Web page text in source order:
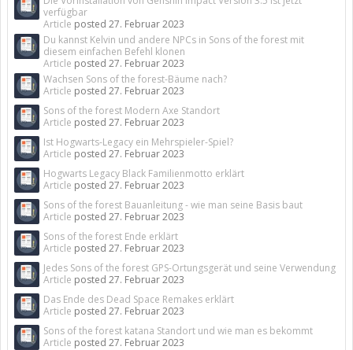
verfügbar
Article posted 27. Februar 2023
Du kannst Kelvin und andere NPCs in Sons of the forest mit
diesem einfachen Befehl klonen
Article posted 27. Februar 2023
Wachsen Sons of the forest-Bäume nach?
Article posted 27. Februar 2023
Sons of the forest Modern Axe Standort
Article posted 27. Februar 2023
Ist Hogwarts-Legacy ein Mehrspieler-Spiel?
Article posted 27. Februar 2023
Hogwarts Legacy Black Familienmotto erklärt
Article posted 27. Februar 2023
Sons of the forest Bauanleitung - wie man seine Basis baut
Article posted 27. Februar 2023
Sons of the forest Ende erklärt
Article posted 27. Februar 2023
Jedes Sons of the forest GPS-Ortungsgerät und seine Verwendung
Article posted 27. Februar 2023
Das Ende des Dead Space Remakes erklärt
Article posted 27. Februar 2023
Sons of the forest katana Standort und wie man es bekommt
Article posted 27. Februar 2023